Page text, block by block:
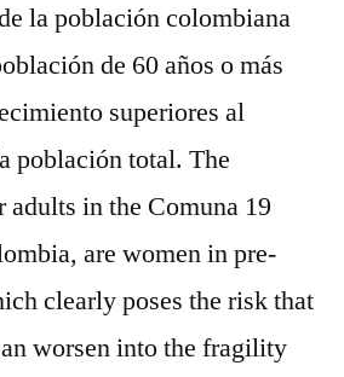
la población colombiana
de 60 años o más
superiores al
población total. The
in the Comuna 19
are women in pre-
clearly poses the risk that
worsen into the fragility